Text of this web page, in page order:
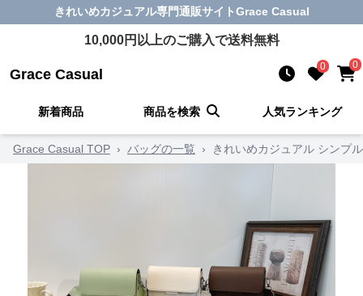
きれいめカジュアル専門通販サイトGrace Casual
10,000円以上のご購入で送料無料
Grace Casual 0 0
新着商品 商品を検索 人気ランキング
Grace Casual TOP › バッグの一覧 › きれいめカジュアル シンプ